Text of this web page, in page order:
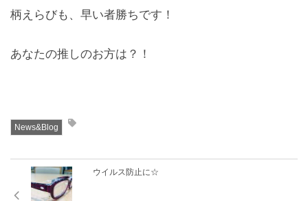
柄えらびも、早い者勝ちです！
あなたの推しのお方は？！
News&Blog
ウイルス防止に☆